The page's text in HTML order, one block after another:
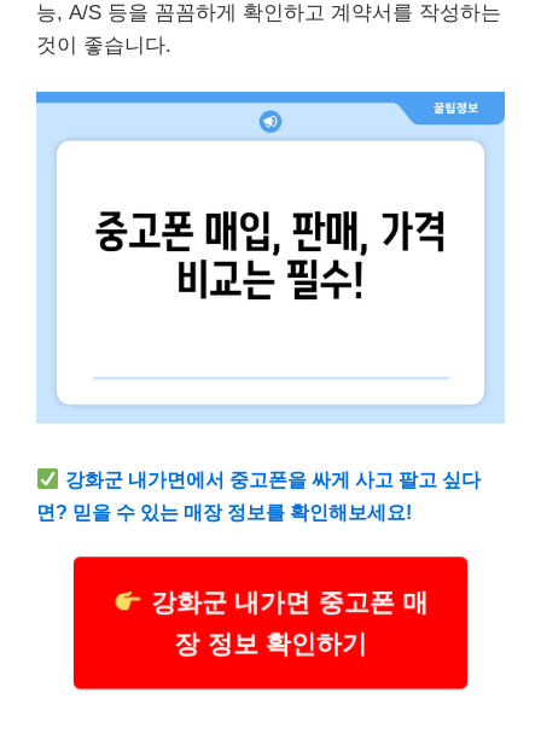
능, A/S 등을 꼼꼼하게 확인하고 계약서를 작성하는
것이 좋습니다.
강화군 내가면에서 중고폰을 싸게 사고 팔고 싶다
면? 믿을 수 있는 매장 정보를 확인해보세요!
강화군 내가면 중고폰 매
장 정보 확인하기